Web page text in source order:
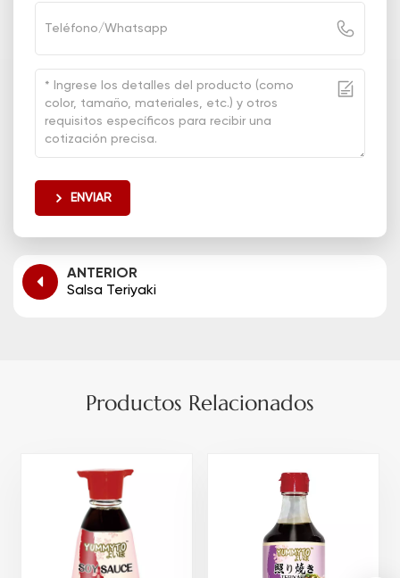
ENVIAR
ANTERIOR
Salsa Teriyaki
Productos Relacionados